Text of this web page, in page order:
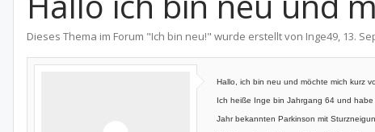
Dieses Thema im Forum "Ich bin neu!" wurde erstellt von Inge49, 13.
Hallo, ich bin neu und möchte mich kurz
Ich heiße Inge bin Jahrgang 64 und
Jahr bekannten Parkinson mit